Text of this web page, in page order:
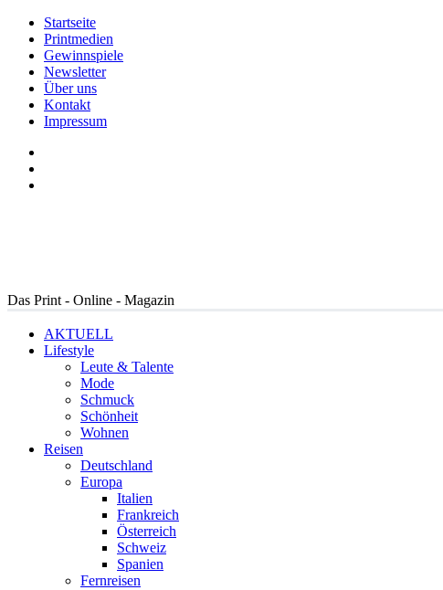
Startseite
Printmedien
Gewinnspiele
Newsletter
Über uns
Kontakt
Impressum
Das Print - Online - Magazin
AKTUELL
Lifestyle
Leute & Talente
Mode
Schmuck
Schönheit
Wohnen
Reisen
Deutschland
Europa
Italien
Frankreich
Österreich
Schweiz
Spanien
Fernreisen